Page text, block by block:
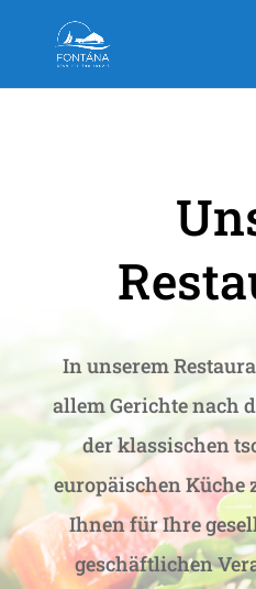
In unserem
allem Gerichte nach
der klassischen
europäischen Küche
Ihnen für Ihre
geschäftlichen